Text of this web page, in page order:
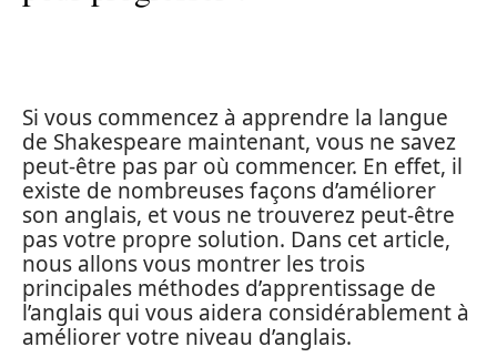
Si vous commencez à apprendre la langue
de Shakespeare maintenant, vous ne savez
peut-être pas par où commencer. En effet, il
existe de nombreuses façons d’améliorer
son anglais, et vous ne trouverez peut-être
pas votre propre solution. Dans cet article,
nous allons vous montrer les trois
principales méthodes d’apprentissage de
l’anglais qui vous aidera considérablement à
améliorer votre niveau d’anglais.